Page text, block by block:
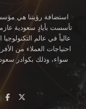
استضافة رؤيتنا هي
تأسست بأيادٍ سعودية
عالياً في عالم
احتياجات العملاء من
سواء، وذلك بكوادر